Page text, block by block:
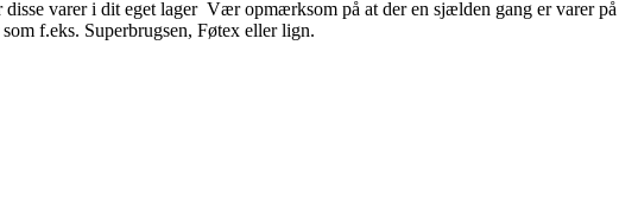
varer i dit eget lager Vær opmærksom på at der en sjælden gang er varer
f.eks. Superbrugsen, Føtex eller lign.